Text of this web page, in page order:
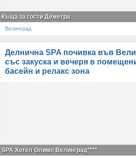
Къща за гости Деметра
Велинград
Делнична SPA почивка във
със закуска и вечеря в
басейн и релакс зона
SPA Хотел Олимп Велинград****